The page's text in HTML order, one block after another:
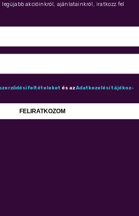
legújabb akcióinkról, ajánlatainkról, iratkozz fel
fel­té­te­le­ket és azAdat­ke­ze­lé­si tá­jé­koz­
FELIRATKOZOM